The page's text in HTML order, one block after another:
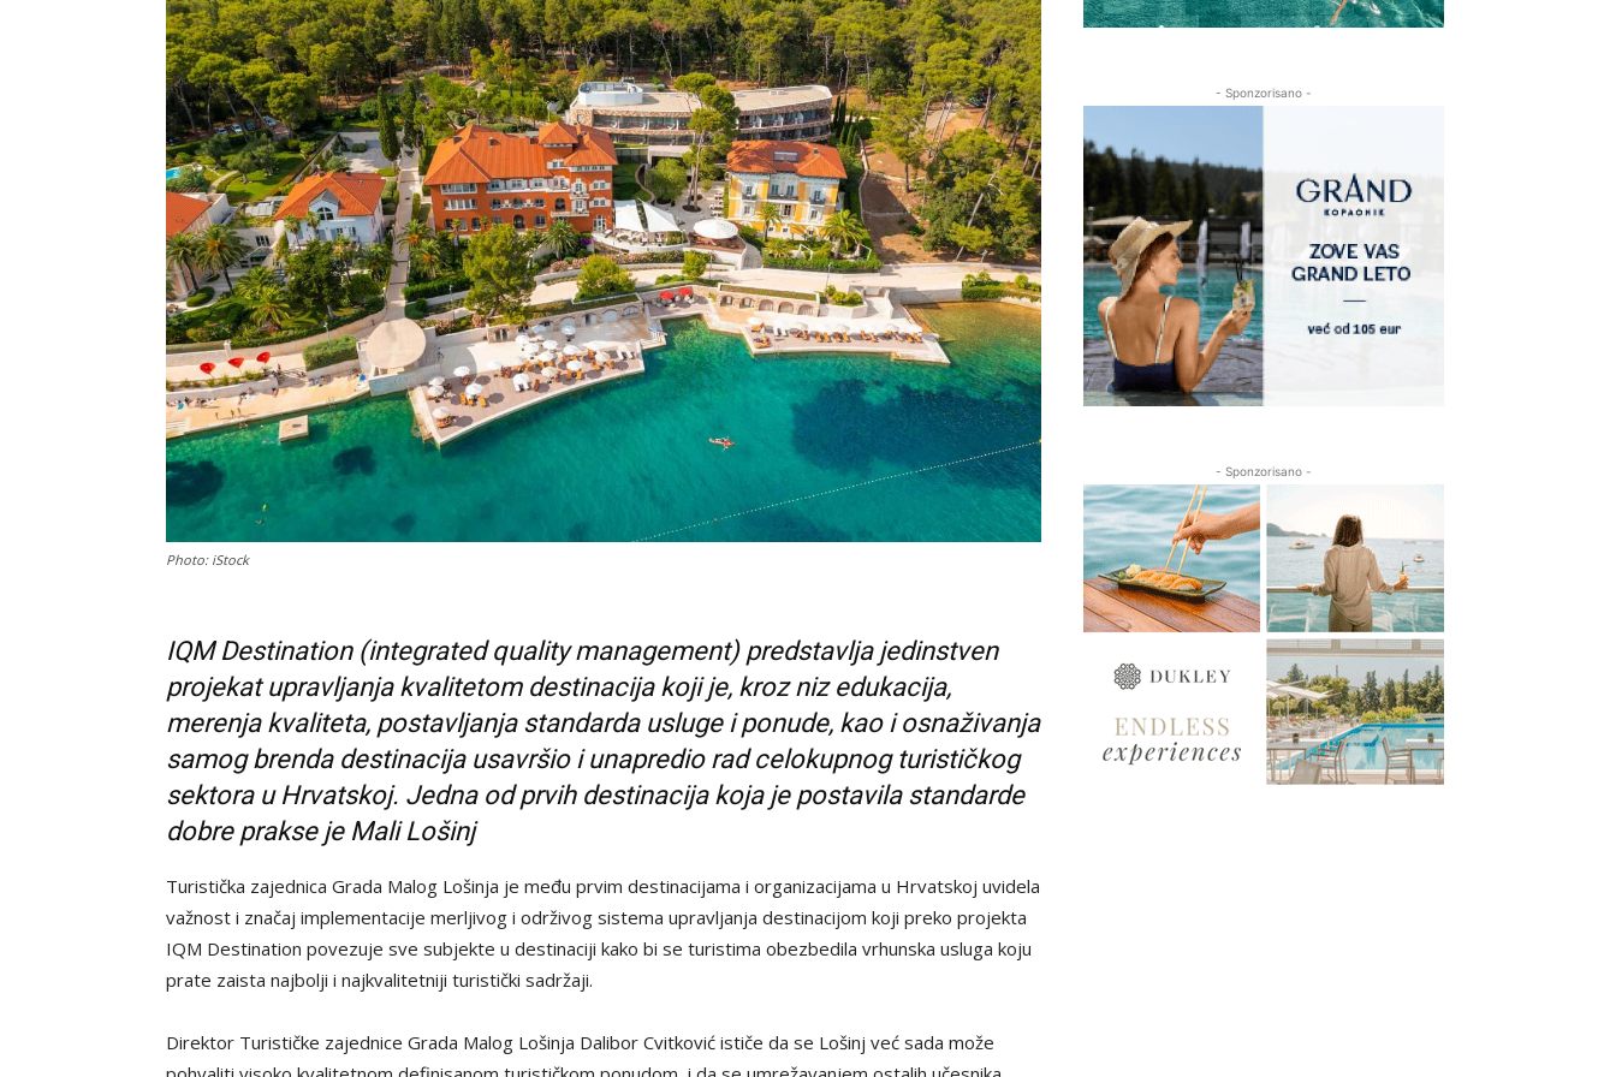
Photo: iStock
IQM Destination (integrated quality management) predstavlja jedinstven
projekat upravljanja kvalitetom destinacija koji je, kroz niz edukacija,
merenja kvaliteta, postavljanja standarda usluge i ponude, kao i osnaživanja
samog brenda destinacija usavršio i unapredio rad celokupnog turističkog
sektora u Hrvatskoj. Jedna od prvih destinacija koja je postavila standarde
dobre prakse je Mali Lošinj
Turistička zajednica Grada Malog Lošinja je među prvim destinacijama i organizacijama u Hrvatskoj uvidela
važnost i značaj implementacije merljivog i održivog sistema upravljanja destinacijom koji preko projekta
IQM Destination povezuje sve subjekte u destinaciji kako bi se turistima obezbedila vrhunska usluga koju
prate zaista najbolji i najkvalitetniji turistički sadržaji.
Direktor Turističke zajednice Grada Malog Lošinja Dalibor Cvitković ističe da se Lošinj već sada može
- Sponzorisano -
- Sponzorisano -